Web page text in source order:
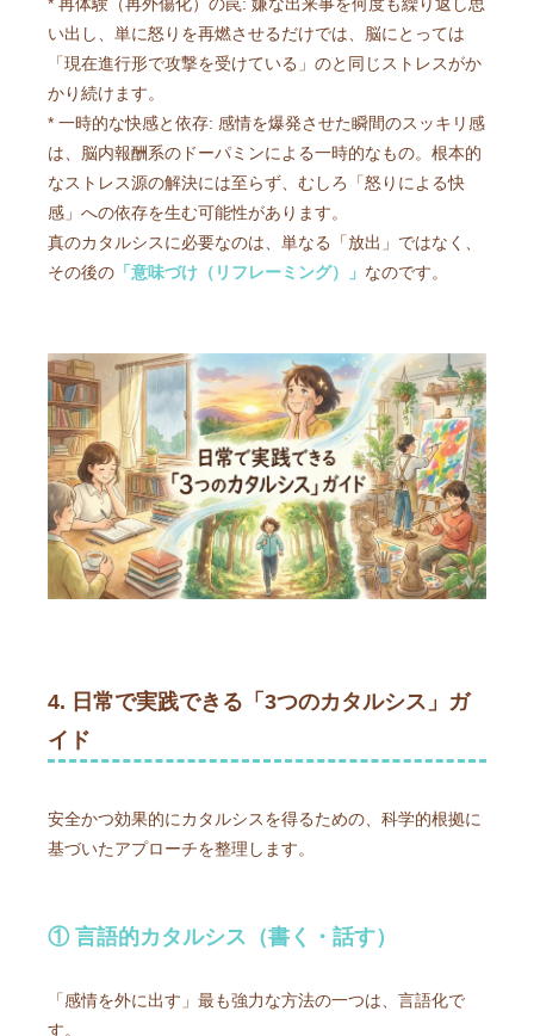
* 再体験（再外傷化）の罠: 嫌な出来事を何度も繰り返し思
い出し、単に怒りを再燃させるだけでは、脳にとっては
「現在進行形で攻撃を受けている」のと同じストレスがか
かり続けます。
* 一時的な快感と依存: 感情を爆発させた瞬間のスッキリ感
は、脳内報酬系のドーパミンによる一時的なもの。根本的
なストレス源の解決には至らず、むしろ「怒りによる快
感」への依存を生む可能性があります。
真のカタルシスに必要なのは、単なる「放出」ではなく、
その後の 「意味づけ（リフレーミング）」 なのです。
4. 日常で実践できる「3つのカタルシス」ガ
イド
安全かつ効果的にカタルシスを得るための、科学的根拠に
基づいたアプローチを整理します。
① 言語的カタルシス（書く・話す）
「感情を外に出す」最も強力な方法の一つは、言語化で
す。